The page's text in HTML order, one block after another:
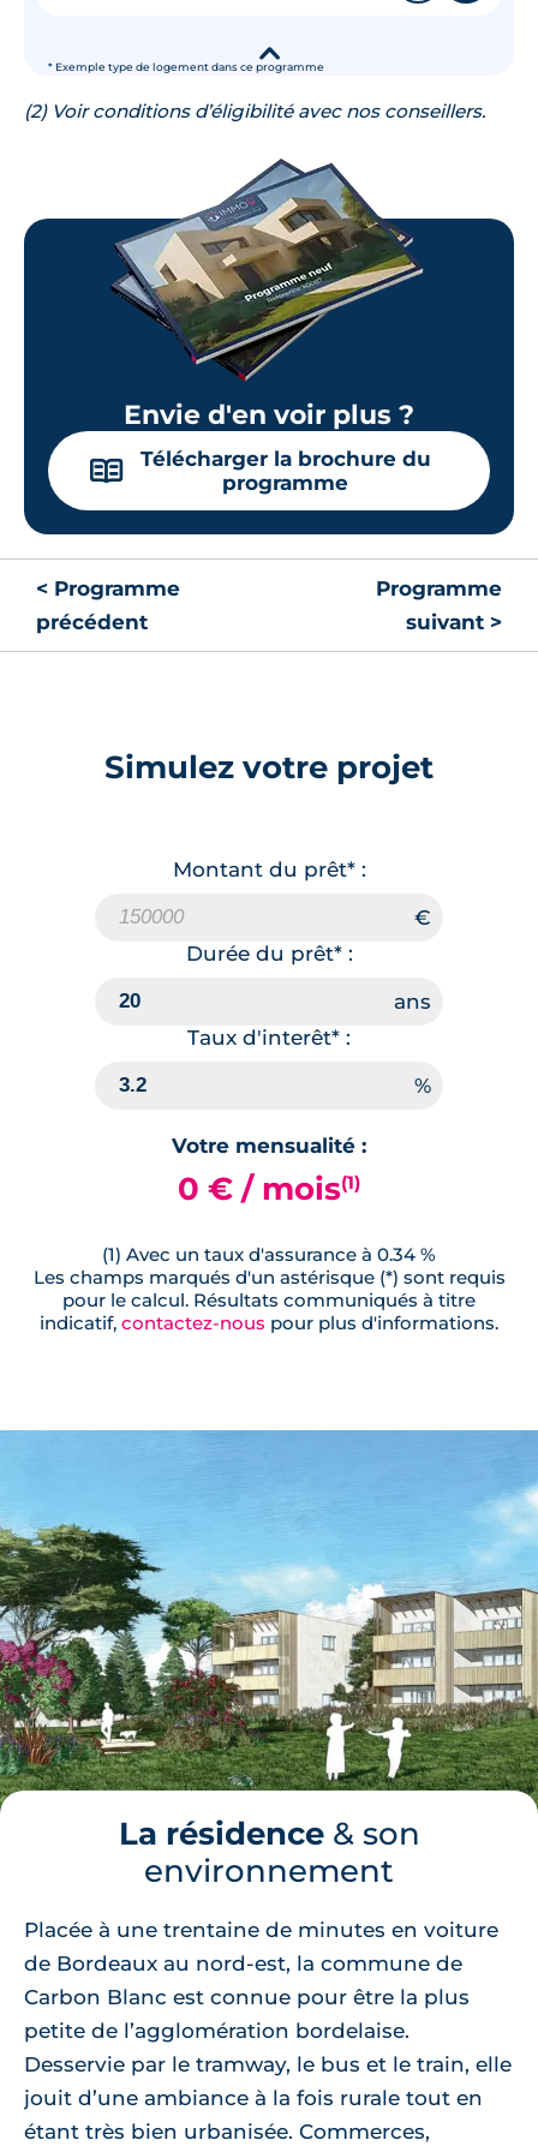
* Exemple type de logement dans ce programme
▾
(2) Voir conditions d’éligibilité avec nos conseillers.
Envie d'en voir plus ?
📖
Télécharger la brochure du
programme
< Programme
précédent
Programme
suivant >
Simulez votre projet
Montant du prêt* :
Durée du prêt* :
Taux d'interêt* :
Votre mensualité :
0 € / mois(1)
(1) Avec un taux d'assurance à 0.34 %
Les champs marqués d'un astérisque (*) sont requis
pour le calcul. Résultats communiqués à titre
indicatif, contactez-nous pour plus d'informations.
La résidence& son
environnement
Placée à une trentaine de minutes en voiture
de Bordeaux au nord-est, la commune de
Carbon Blanc est connue pour être la plus
petite de l’agglomération bordelaise.
Desservie par le tramway, le bus et le train, elle
jouit d’une ambiance à la fois rurale tout en
étant très bien urbanisée. Commerces,